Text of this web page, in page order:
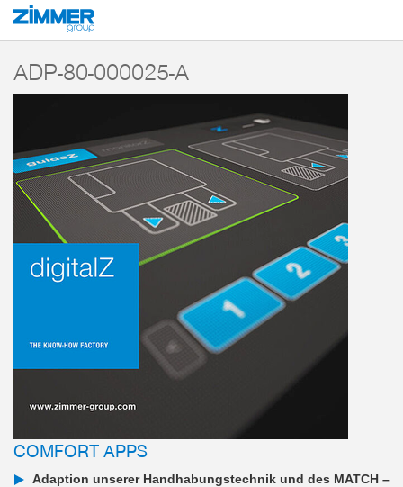
Start Produkte
ADP-80-000025-A
COMFORT APPS
Adaption unserer Handhabungstechnik und des MATCH –